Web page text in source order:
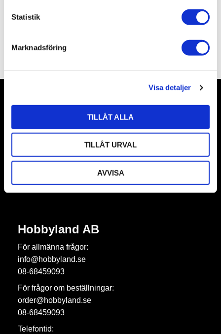
Statistik
Marknadsföring
Visa detaljer
TILLÅT ALLA
TILLÅT URVAL
AVVISA
Nyhetsbrev
Prenumerera
Hobbyland AB
För allmänna frågor:
info@hobbyland.se
08-68459093
För frågor om beställningar:
order@hobbyland.se
08-68459093
Telefontid: